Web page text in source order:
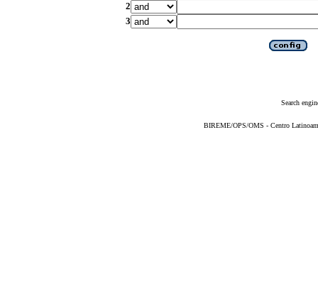
2
3
Search
BIREME/OPS/OMS - Centro